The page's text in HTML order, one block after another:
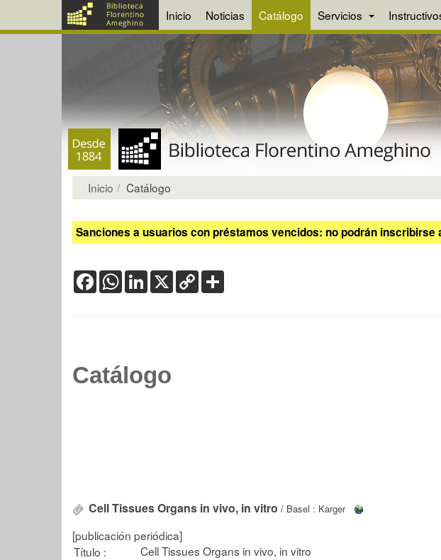
Inicio Noticias Catálogo Servicios
Inicio Catálogo
Sanciones a usuarios con préstamos vencidos: no podrán
FacebookWhatsApp
LinkedIn
X Copy
Link
Catálogo
Cell Tissues Organs in vivo, in vitro / Basel : Karger
[publicación periódica]
Título :
Cell Tissues Organs in vivo, in vitro